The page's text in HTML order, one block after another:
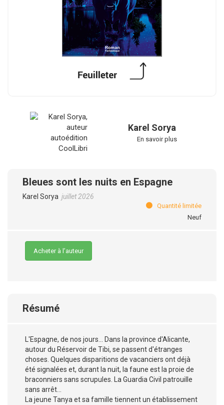
Karel Sorya
En savoir plus
Bleues sont les nuits en Espagne
Karel Sorya juillet 2026
Quantité limitée
Neuf
Acheter à l’auteur
Résumé
L'Espagne, de nos jours... Dans la province d'Alicante,
autour du Réservoir de Tibi, se passent d'étranges
choses. Quelques disparitions de vacanciers ont déjà
été signalées et, durant la nuit, la faune est la proie de
braconniers sans scrupules. La Guardia Civil patrouille
sans arrêt...
La jeune Tanya et sa famille tiennent un établissement